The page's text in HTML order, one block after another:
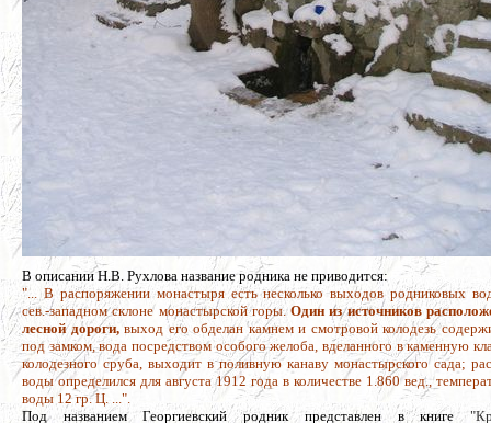
В описании Н.В. Рухлова название родника не приводится:
"... В распоряжении монастыря есть несколько выходов родниковых
сев.-западном склоне монастырской горы.Один из источников
лесной дороги,выход его обделан камнем и смотровой колодезь
под замком, вода посредством особого желоба, вделанного в каменную
колодезного сруба, выходит в поливную канаву монастырского сада;
воды определился для августа 1912 года в количестве 1.860 вед.,
воды 12 гр. Ц. ...".
Под названием Георгиевский родник представлен в книге